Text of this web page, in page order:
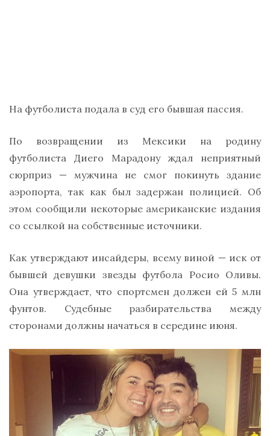
На футболиста подала в суд его бывшая пассия.
По возвращении из Мексики на родину
футболиста Диего Марадону ждал неприятный
сюрприз — мужчина не смог покинуть здание
аэропорта, так как был задержан полицией. Об
этом сообщили некоторые американские издания
со ссылкой на собственные источники.
Как утверждают инсайдеры, всему виной — иск от
бывшей девушки звезды футбола Росио Оливы.
Она утверждает, что спортсмен должен ей 5 млн
фунтов. Судебные разбирательства между
сторонами должны начаться в середине июня.